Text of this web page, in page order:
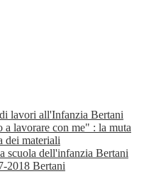
lavori all'Infanzia Bertani
lavorare con me" : la muta
dei materiali
scuola dell'infanzia Bertani
2018 Bertani